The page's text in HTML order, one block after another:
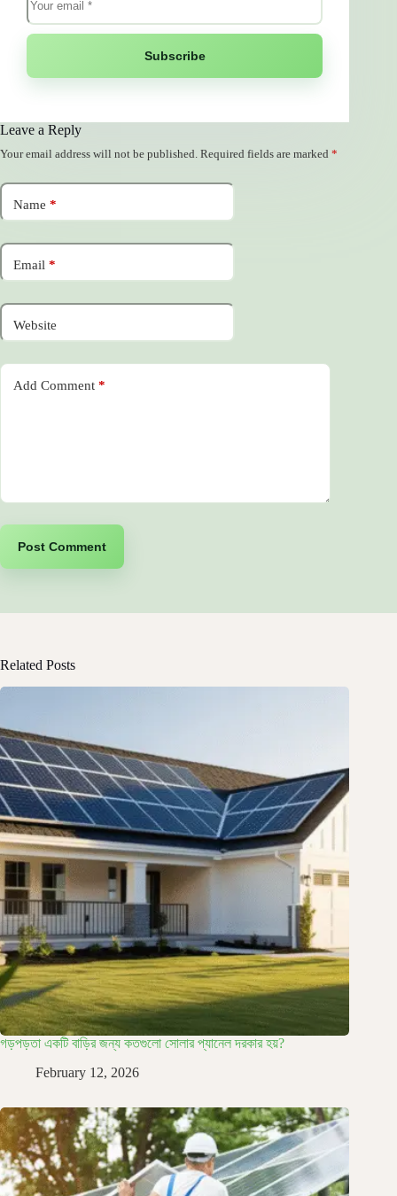
Subscribe
Leave a Reply
Your email address will not be published. Required fields are marked *
Name *
Email *
Website
Add Comment *
Post Comment
Related Posts
গড়পড়তা একটি বাড়ির জন্য কতগুলো সোলার প্যানেল দরকার হয়?
February 12, 2026